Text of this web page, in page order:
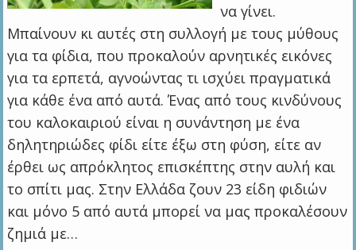
να γίνει.
Μπαίνουν κι αυτές στη συλλογή με τους μύθους
για τα φίδια, που προκαλούν αρνητικές εικόνες
για τα ερπετά, αγνοώντας τι ισχύει πραγματικά
για κάθε ένα από αυτά. Ένας από τους κινδύνους
του καλοκαιριού είναι η συνάντηση με ένα
δηλητηριώδες φίδι είτε έξω στη φύση, είτε αν
έρθει ως απρόκλητος επισκέπτης στην αυλή και
το σπίτι μας. Στην Ελλάδα ζουν 23 είδη φιδιών
και μόνο 5 από αυτά μπορεί να μας προκαλέσουν
ζημιά με…